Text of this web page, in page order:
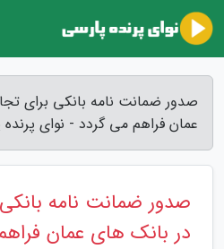
صدور ضمانت نامه بانکی برای
عمان فراهم می گردد - نوای
صدور ضمانت نامه بانکی
در بانک های عمان